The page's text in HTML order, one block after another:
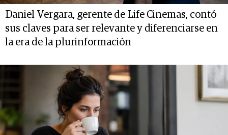
Daniel Vergara, gerente de Life Cinemas, contó
sus claves para ser relevante y diferenciarse en
la era de la plurinformación